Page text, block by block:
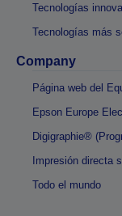
Tecnologías
Tecnologías más
Company
Página web del
Epson Europe
Digigraphie®
Impresión directa
Todo el mundo